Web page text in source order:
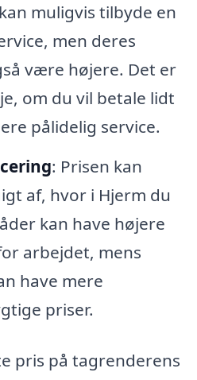
muligvis tilbyde en
men deres
være højere. Det er
om du vil betale lidt
pålidelig service.
: Prisen kan
af, hvor i Hjerm du
kan have højere
arbejdet, mens
have mere
priser.
pris på tagrenderens